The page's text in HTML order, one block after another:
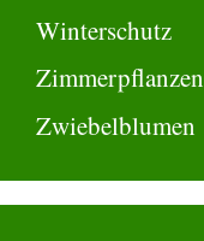
Winterschutz
Zimmerpflanzen
Zwiebelblumen